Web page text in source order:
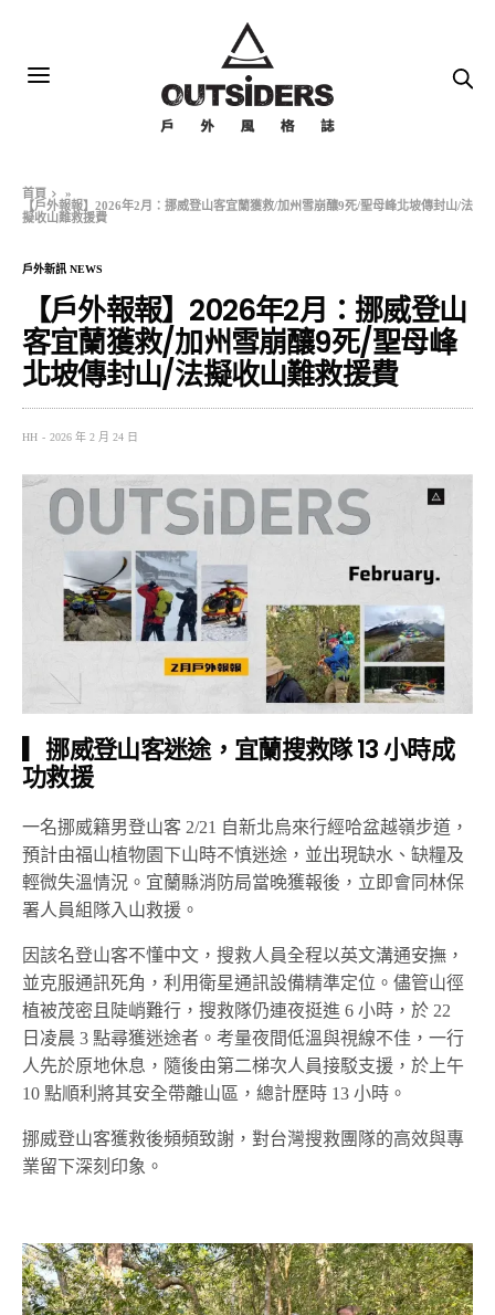
首頁
»
【戶外報報】2026年2月：挪威登山客宜蘭獲救/加州雪崩釀9死/聖母峰北坡傳封山/法
擬收山難救援費
戶外新訊 NEWS
【戶外報報】2026年2月：挪威登山
客宜蘭獲救/加州雪崩釀9死/聖母峰
北坡傳封山/法擬收山難救援費
HH 2026 年 2 月 24 日
▎挪威登山客迷途，宜蘭搜救隊 13 小時成
功救援
一名挪威籍男登山客 2/21 自新北烏來行經哈盆越嶺步道，
預計由福山植物園下山時不慎迷途，並出現缺水、缺糧及
輕微失溫情況。宜蘭縣消防局當晚獲報後，立即會同林保
署人員組隊入山救援。
因該名登山客不懂中文，搜救人員全程以英文溝通安撫，
並克服通訊死角，利用衛星通訊設備精準定位。儘管山徑
植被茂密且陡峭難行，搜救隊仍連夜挺進 6 小時，於 22
日凌晨 3 點尋獲迷途者。考量夜間低溫與視線不佳，一行
人先於原地休息，隨後由第二梯次人員接駁支援，於上午
10 點順利將其安全帶離山區，總計歷時 13 小時。
挪威登山客獲救後頻頻致謝，對台灣搜救團隊的高效與專
業留下深刻印象。